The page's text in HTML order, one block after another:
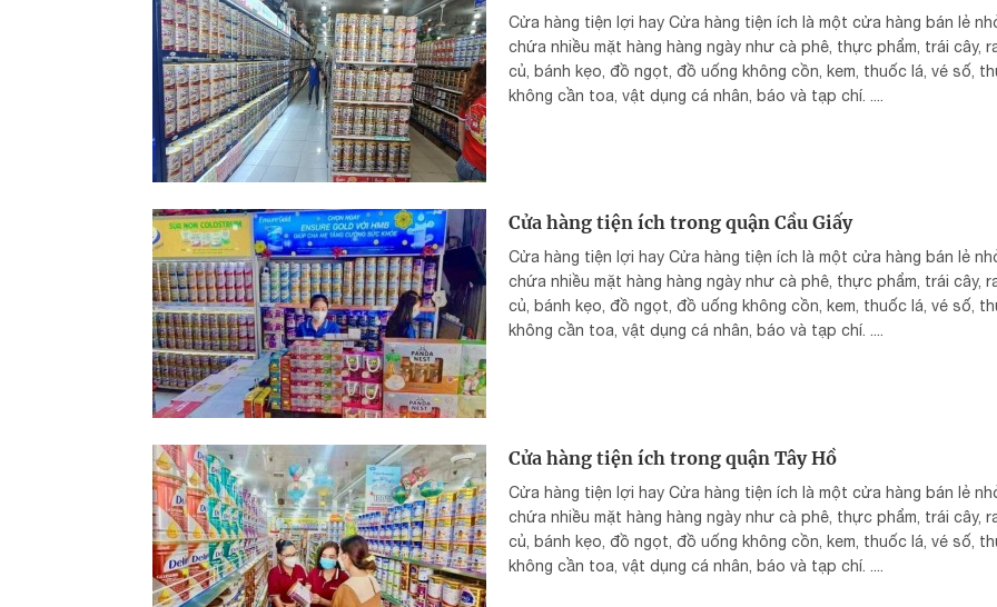
Cửa hàng tiện lợi hay Cửa hàng tiện ích là một cửa hàng bán lẻ
chứa nhiều mặt hàng hàng ngày như cà phê, thực phẩm, trái cây,
củ, bánh kẹo, đồ ngọt, đồ uống không cồn, kem, thuốc lá, vé số,
không cần toa, vật dụng cá nhân, báo và tạp chí. ....
Cửa hàng tiện ích trong quận Cầu Giấy
Cửa hàng tiện lợi hay Cửa hàng tiện ích là một cửa hàng bán lẻ
chứa nhiều mặt hàng hàng ngày như cà phê, thực phẩm, trái cây,
củ, bánh kẹo, đồ ngọt, đồ uống không cồn, kem, thuốc lá, vé số,
không cần toa, vật dụng cá nhân, báo và tạp chí. ....
Cửa hàng tiện ích trong quận Tây Hồ
Cửa hàng tiện lợi hay Cửa hàng tiện ích là một cửa hàng bán lẻ
chứa nhiều mặt hàng hàng ngày như cà phê, thực phẩm, trái cây,
củ, bánh kẹo, đồ ngọt, đồ uống không cồn, kem, thuốc lá, vé số,
không cần toa, vật dụng cá nhân, báo và tạp chí. ....